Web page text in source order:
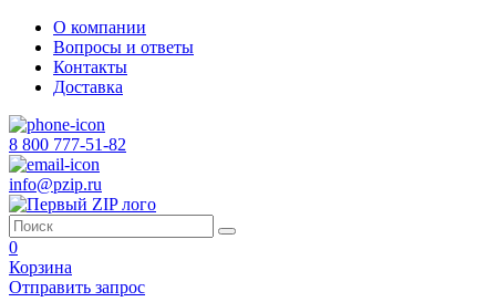
О компании
Вопросы и ответы
Контакты
Доставка
8 800 777-51-82
info@pzip.ru
0
Корзина
Отправить запрос